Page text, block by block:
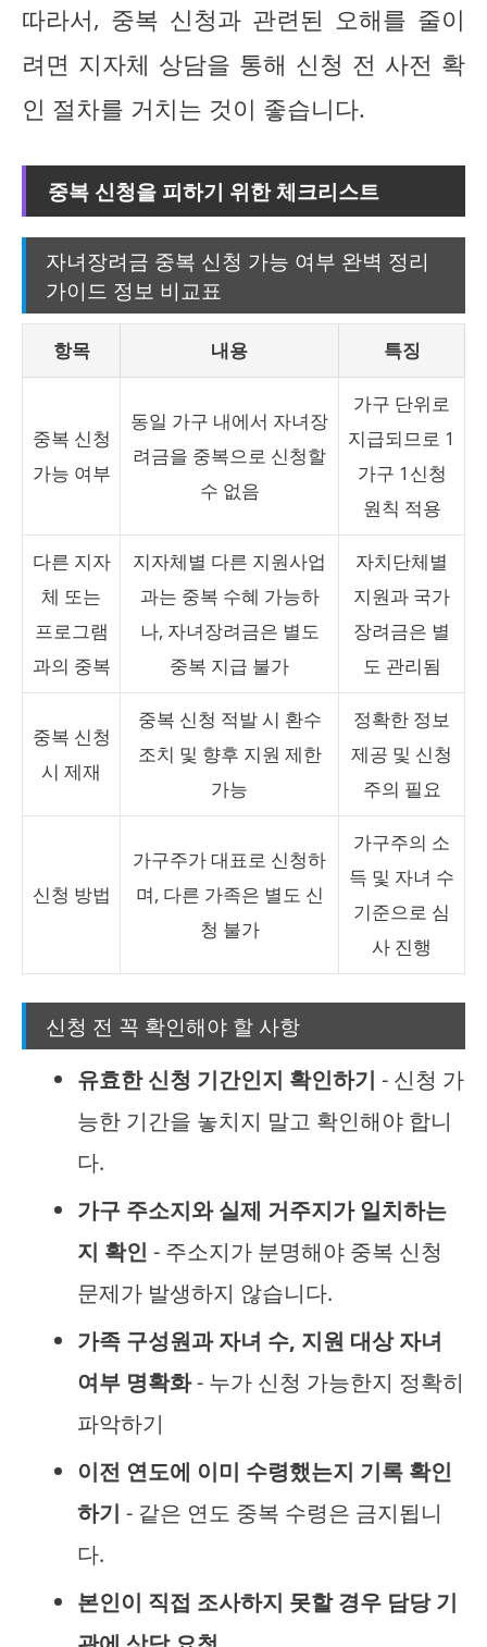
따라서, 중복 신청과 관련된 오해를 줄이
려면 지자체 상담을 통해 신청 전 사전 확
인 절차를 거치는 것이 좋습니다.
중복 신청을 피하기 위한 체크리스트
자녀장려금 중복 신청 가능 여부 완벽 정리
가이드 정보 비교표
항목 내용 특징
중복 신청
가능 여부
동일 가구 내에서 자녀장
려금을 중복으로 신청할
수 없음
가구 단위로
지급되므로 1
가구 1신청
원칙 적용
다른 지자
체 또는
프로그램
과의 중복
지자체별 다른 지원사업
과는 중복 수혜 가능하
나, 자녀장려금은 별도
중복 지급 불가
자치단체별
지원과 국가
장려금은 별
도 관리됨
중복 신청
시 제재
중복 신청 적발 시 환수
조치 및 향후 지원 제한
가능
정확한 정보
제공 및 신청
주의 필요
신청 방법
가구주가 대표로 신청하
며, 다른 가족은 별도 신
청 불가
가구주의 소
득 및 자녀 수
기준으로 심
사 진행
신청 전 꼭 확인해야 할 사항
유효한 신청 기간인지 확인하기 - 신청 가
능한 기간을 놓치지 말고 확인해야 합니
다.
가구 주소지와 실제 거주지가 일치하는
지 확인 - 주소지가 분명해야 중복 신청
문제가 발생하지 않습니다.
가족 구성원과 자녀 수, 지원 대상 자녀
여부 명확화- 누가 신청 가능한지 정확히
파악하기
이전 연도에 이미 수령했는지 기록 확인
하기 - 같은 연도 중복 수령은 금지됩니
다.
본인이 직접 조사하지 못할 경우 담당 기